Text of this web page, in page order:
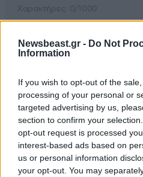
Newsbeast.gr - Do Not
Information
If you wish to opt-out of the
processing of your personal or
targeted advertising by us,
section to confirm your
opt-out request is processed
interest-based ads based on
us or personal information
your opt-out. You may
ΟΞΩΩ 29·05·2026 12:51
Επάγγελμα : γιός
βγάζανε σηκωτό απο το